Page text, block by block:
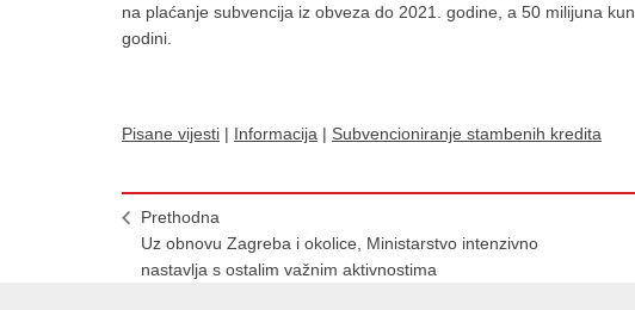
na plaćanje subvencija iz obveza do 2021. godine, a 50 milijuna
godini.
Pisane vijesti | Informacija | Subvencioniranje stambenih kredita
Prethodna
Uz obnovu Zagreba i okolice, Ministarstvo intenzivno
nastavlja s ostalim važnim aktivnostima